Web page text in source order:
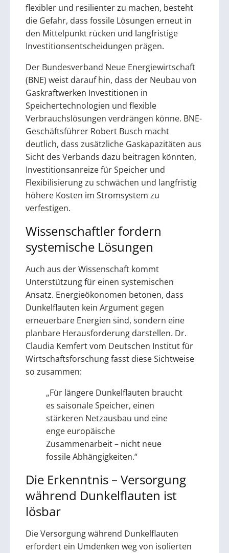
flexibler und resilienter zu machen, besteht
die Gefahr, dass fossile Lösungen erneut in
den Mittelpunkt rücken und langfristige
Investitionsentscheidungen prägen.
Der Bundesverband Neue Energiewirtschaft
(BNE) weist darauf hin, dass der Neubau von
Gaskraftwerken Investitionen in
Speichertechnologien und flexible
Verbrauchslösungen verdrängen könne. BNE-
Geschäftsführer Robert Busch macht
deutlich, dass zusätzliche Gaskapazitäten aus
Sicht des Verbands dazu beitragen könnten,
Investitionsanreize für Speicher und
Flexibilisierung zu schwächen und langfristig
höhere Kosten im Stromsystem zu
verfestigen.
Wissenschaftler fordern
systemische Lösungen
Auch aus der Wissenschaft kommt
Unterstützung für einen systemischen
Ansatz. Energieökonomen betonen, dass
Dunkelflauten kein Argument gegen
erneuerbare Energien sind, sondern eine
planbare Herausforderung darstellen. Dr.
Claudia Kemfert vom Deutschen Institut für
Wirtschaftsforschung fasst diese Sichtweise
so zusammen:
„Für längere Dunkelflauten braucht
es saisonale Speicher, einen
stärkeren Netzausbau und eine
enge europäische
Zusammenarbeit – nicht neue
fossile Abhängigkeiten.“
Die Erkenntnis – Versorgung
während Dunkelflauten ist
lösbar
Die Versorgung während Dunkelflauten
erfordert ein Umdenken weg von isolierten